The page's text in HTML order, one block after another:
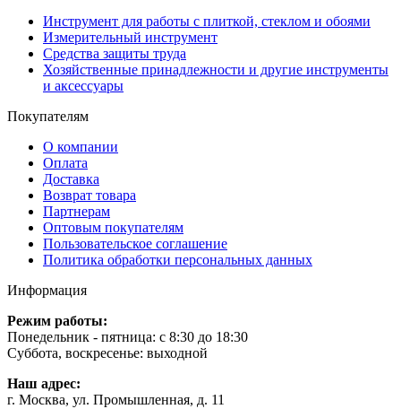
Инструмент для работы с плиткой, стеклом и обоями
Измерительный инструмент
Средства защиты труда
Хозяйственные принадлежности и другие инструменты
и аксессуары
Покупателям
О компании
Оплата
Доставка
Возврат товара
Партнерам
Оптовым покупателям
Пользовательское соглашение
Политика обработки персональных данных
Информация
Режим работы:
Понедельник - пятница: с 8:30 до 18:30
Суббота, воскресенье: выходной
Наш адрес:
г. Москва, ул. Промышленная, д. 11